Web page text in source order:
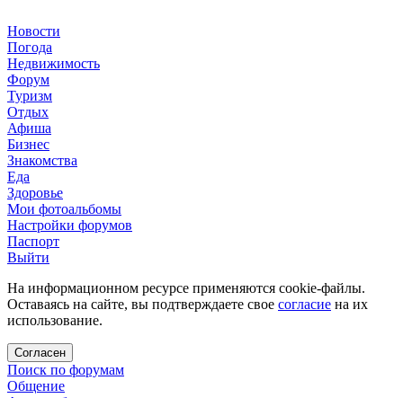
Новости
Погода
Недвижимость
Форум
Туризм
Отдых
Афиша
Бизнес
Знакомства
Еда
Здоровье
Мои фотоальбомы
Настройки форумов
Паспорт
Выйти
На информационном ресурсе применяются cookie-файлы.
Оставаясь на сайте, вы подтверждаете свое согласие на их
использование.
Согласен
Поиск по форумам
Общение